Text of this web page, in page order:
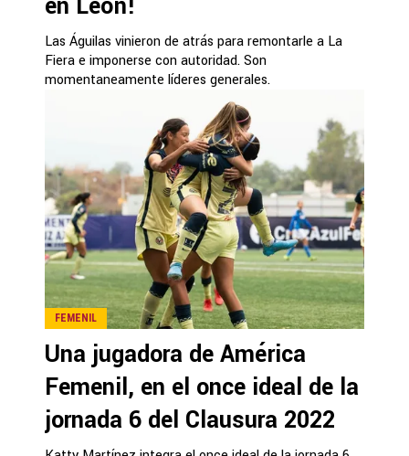
Las Águilas vinieron de atrás para remontarle a La
Fiera e imponerse con autoridad. Son
momentaneamente líderes generales.
FEMENIL
Una jugadora de América
Femenil, en el once ideal de la
jornada 6 del Clausura 2022